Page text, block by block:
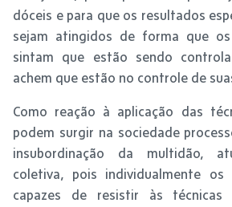
dóceis e para que os resultados
sejam atingidos de forma que
sintam que estão sendo
achem que estão no controle de
Como reação à aplicação das
podem surgir na sociedade
insubordinação da multidão,
coletiva, pois individualmente os
capazes de resistir às